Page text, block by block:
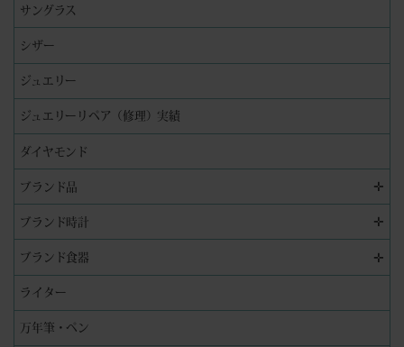
サングラス
シザー
ジュエリー
ジュエリーリペア（修理）実績
ダイヤモンド
ブランド品 ✛
ブランド時計 ✛
ブランド食器 ✛
ライター
万年筆・ペン